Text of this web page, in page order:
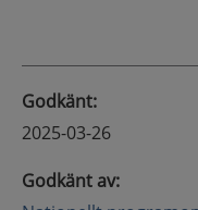
Godkänt:
2025-03-26
Godkänt av: